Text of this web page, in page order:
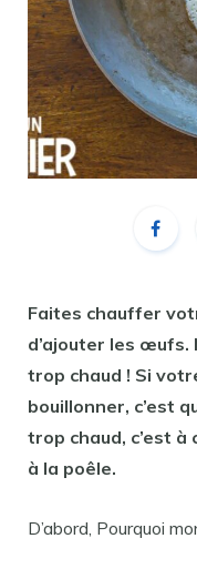
Faites chauffer
d’ajouter les œufs.
trop chaud ! Si
bouillonner, c’est
trop chaud, c’est à
à la poêle.
D’abord, Pourquoi